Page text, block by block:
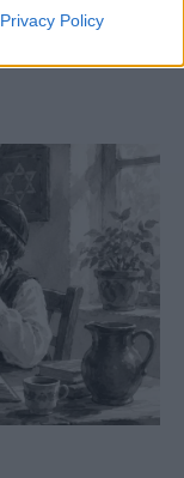
Privacy Policy